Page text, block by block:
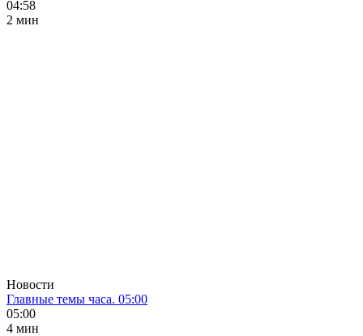
04:58
2 мин
Новости
Главные темы часа. 05:00
05:00
4 мин